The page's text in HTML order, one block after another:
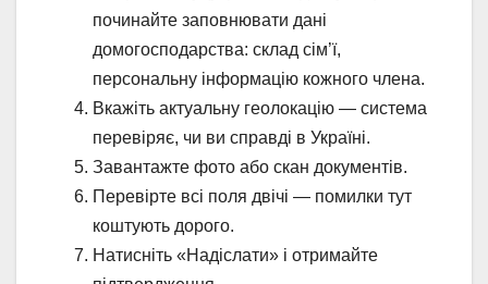
починайте заповнювати дані
домогосподарства: склад сім’ї,
персональну інформацію кожного члена.
Вкажіть актуальну геолокацію — система
перевіряє, чи ви справді в Україні.
Завантажте фото або скан документів.
Перевірте всі поля двічі — помилки тут
коштують дорого.
Натисніть «Надіслати» і отримайте